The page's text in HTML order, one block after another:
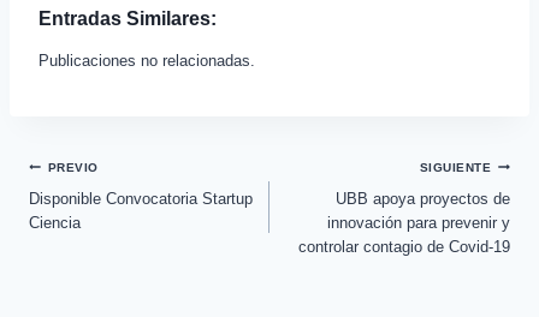
Entradas Similares:
Publicaciones no relacionadas.
PREVIO
Disponible Convocatoria Startup
Ciencia
SIGUIENTE
UBB apoya proyectos de
innovación para prevenir y
controlar contagio de Covid-19